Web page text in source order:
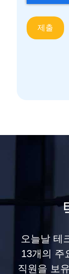
오늘날 테
13개의 주
직원을 보